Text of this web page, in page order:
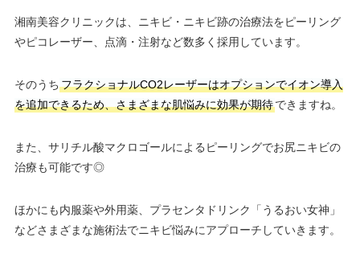
湘南美容クリニックは、ニキビ・ニキビ跡の治療法をピーリング
やピコレーザー、点滴・注射など数多く採用しています。
そのうちフラクショナルCO2レーザーはオプションでイオン導入
を追加できるため、さまざまな肌悩みに効果が期待できますね。
また、サリチル酸マクロゴールによるピーリングでお尻ニキビの
治療も可能です◎
ほかにも内服薬や外用薬、プラセンタドリンク「うるおい女神」
などさまざまな施術法でニキビ悩みにアプローチしていきます。